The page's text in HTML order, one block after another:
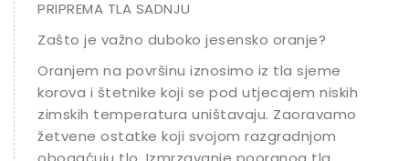
PRIPREMA TLA SADNJU
Zašto je važno duboko jesensko oranje?
Oranjem na površinu iznosimo iz tla sjeme
korova i štetnike koji se pod utjecajem niskih
zimskih temperatura uništavaju. Zaoravamo
žetvene ostatke koji svojom razgradnjom